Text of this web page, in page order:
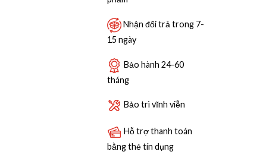
Nhận đổi trả trong 7-
15 ngày
Bảo hành 24-60
tháng
Bảo trì vĩnh viễn
Hỗ trợ thanh toán
bằng thẻ tín dụng